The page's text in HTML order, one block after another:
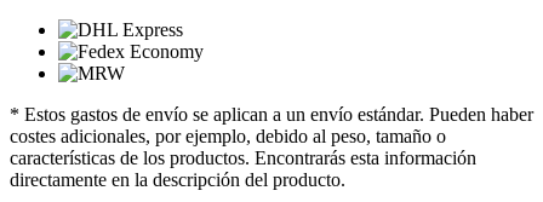
* Estos gastos de envío se aplican a un envío estándar. Pueden haber
costes adicionales, por ejemplo, debido al peso, tamaño o
características de los productos. Encontrarás esta información
directamente en la descripción del producto.